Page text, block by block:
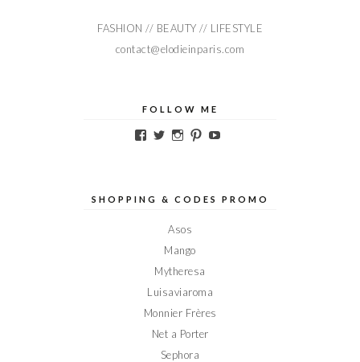
FASHION // BEAUTY // LIFESTYLE
contact@elodieinparis.com
FOLLOW ME
Voir
sur
Voir
sur
Voir
sur
Voir
sur sur
SHOPPING & CODES PROMO
Asos
Mango
Mytheresa
Luisaviaroma
Monnier Frères
Net a Porter
Sephora